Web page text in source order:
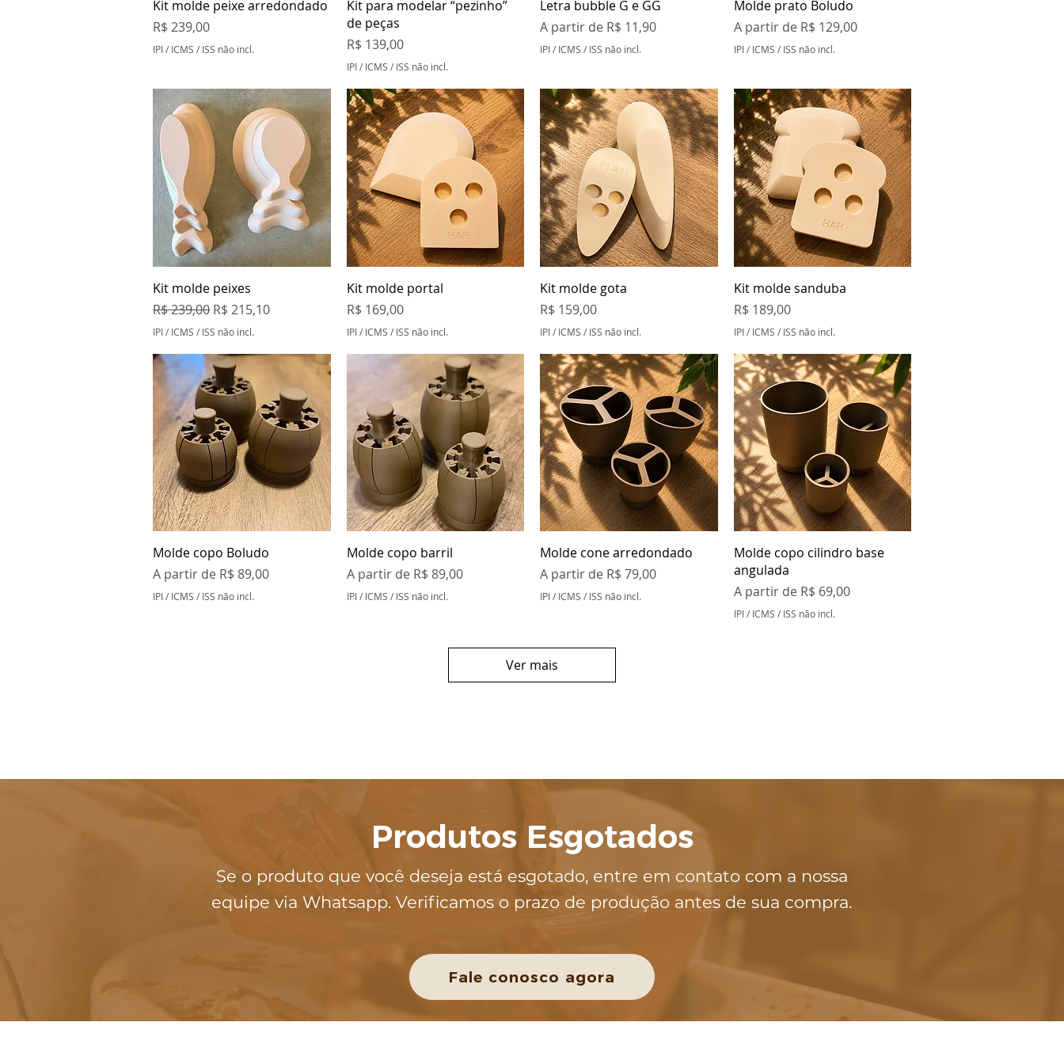
Visualização rápida
Kit molde peixe arredondado
Preço
R$ 239,00
IPI / ICMS / ISS não incl.
Visualização rápida
Kit para modelar “pezinho”
de peças
Preço
R$ 139,00
IPI / ICMS / ISS não incl.
Visualização rápida
Letra bubble G e GG
A partir de R$ 11,90
Preço promocional
IPI / ICMS / ISS não incl.
Visualização rápida
Molde prato Boludo
A partir de R$ 129,00
Preço promocional
IPI / ICMS / ISS não incl.
Visualização rápida
Kit molde peixes
Preço normal
R$ 239,00 Preço promocional
R$ 215,10
IPI / ICMS / ISS não incl.
Visualização rápida
Kit molde portal
Preço
R$ 169,00
IPI / ICMS / ISS não incl.
Visualização rápida
Kit molde gota
Preço
R$ 159,00
IPI / ICMS / ISS não incl.
Visualização rápida
Kit molde sanduba
Preço
R$ 189,00
IPI / ICMS / ISS não incl.
Visualização rápida
Molde copo Boludo
A partir de R$ 89,00
Preço promocional
IPI / ICMS / ISS não incl.
Visualização rápida
Molde copo barril
A partir de R$ 89,00
Preço promocional
IPI / ICMS / ISS não incl.
Visualização rápida
Molde cone arredondado
A partir de R$ 79,00
Preço promocional
IPI / ICMS / ISS não incl.
Visualização rápida
Molde copo cilindro base
angulada
A partir de R$ 69,00
Preço promocional
IPI / ICMS / ISS não incl.
Ver mais
Produtos Esgotados
Se o produto que você deseja está esgotado, entre em contato com a nossa
equipe via Whatsapp. Verificamos o prazo de produção antes de sua compra.
Fale conosco agora